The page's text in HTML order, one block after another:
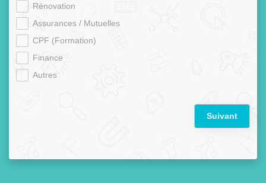
Rénovation
Assurances / Mutuelles
CPF (Formation)
Finance
Autres
Suivant